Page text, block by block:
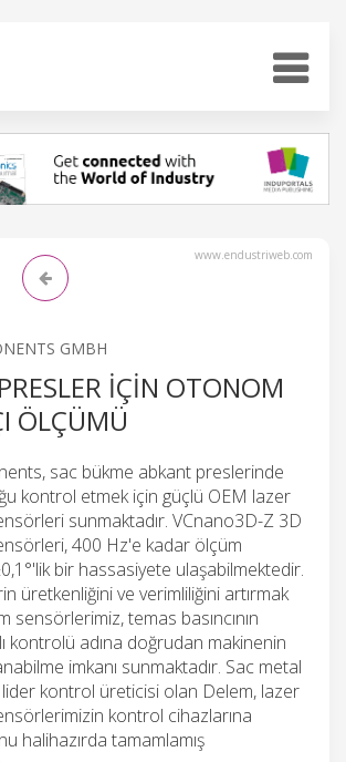
www.endustriweb.com
GMBH
IÇIN OTONOM
ÖLÇÜMÜ
sac bükme abkant preslerinde
kontrol etmek için güçlü OEM lazer
sunmaktadır. VCnano3D-Z 3D
400 Hz'e kadar ölçüm
bir hassasiyete ulaşabilmektedir.
üretkenliğini ve verimliliğini artırmak
sensörlerimiz, temas basıncının
kontrolü adına doğrudan makinenin
imkanı sunmaktadır. Sac metal
kontrol üreticisi olan Delem, lazer
kontrol cihazlarına
halihazırda tamamlamış